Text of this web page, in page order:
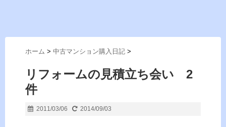
ホーム > 中古マンション購入日記 >
リフォームの見積立ち会い 2
件
2011/03/06 2014/09/03